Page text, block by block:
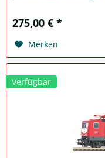
275,00 € *
Merken
Verfügbar